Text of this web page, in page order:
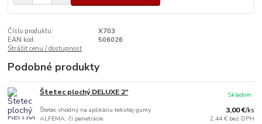
Číslo produktu:
X703
EAN kód:
506026
Strážiť cenu / dostupnosť
Podobné produkty
Štetec plochý DELUXE 2"
Štetec vhodný na aplikáciu tekutej gumy
ALFEMA, či penetrácie.
3,00 €/ks
2,44 € bez DPH
Skladom